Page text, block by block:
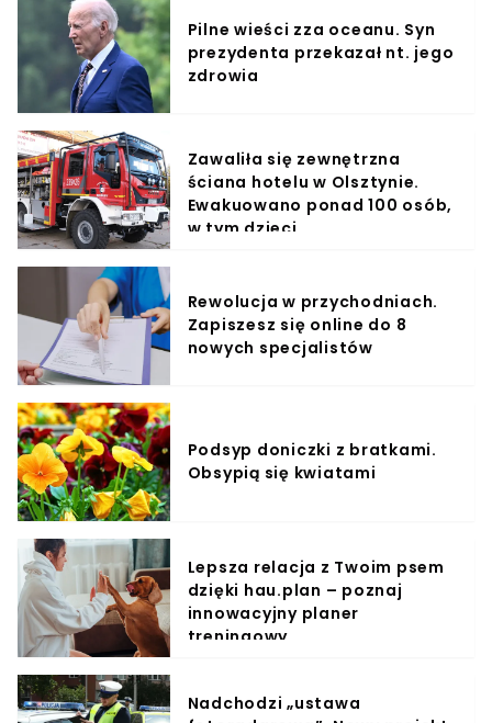
Pilne wieści zza oceanu. Syn
prezydenta przekazał nt. jego
zdrowia
Zawaliła się zewnętrzna
ściana hotelu w Olsztynie.
Ewakuowano ponad 100 osób,
w tym dzieci
Rewolucja w przychodniach.
Zapiszesz się online do 8
nowych specjalistów
Podsyp doniczki z bratkami.
Obsypią się kwiatami
Lepsza relacja z Twoim psem
dzięki hau.plan – poznaj
innowacyjny planer
treningowy
Nadchodzi „ustawa